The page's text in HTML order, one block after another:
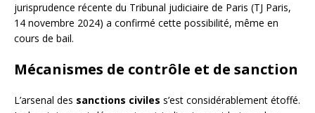
jurisprudence récente du Tribunal judiciaire de Paris (TJ Paris,
14 novembre 2024) a confirmé cette possibilité, même en
cours de bail.
Mécanismes de contrôle et de sanction
L’arsenal des sanctions civiles s’est considérablement étoffé.